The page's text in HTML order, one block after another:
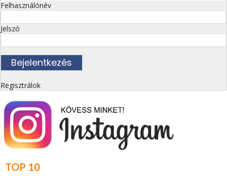
Felhasználónév
Jelszó
Regisztrálok
TOP 10